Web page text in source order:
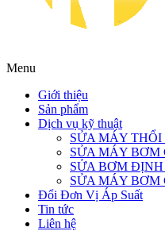
Menu
Giới thiệu
Sản phẩm
Dịch vụ kỹ thuật
SỬA MÁY
SỬA MÁY BƠM
SỬA BƠM
SỬA MÁY BƠM
Đổi Đơn Vị Áp Suất
Tin tức
Liên hệ